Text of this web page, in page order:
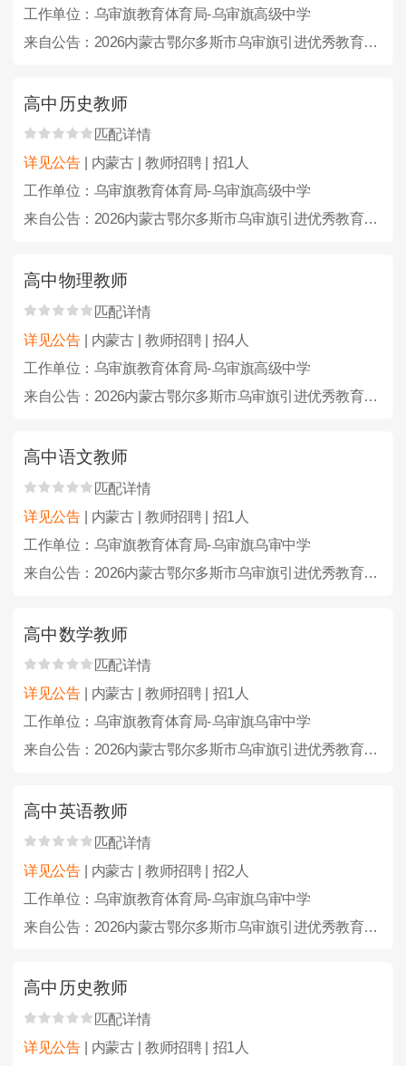
工作单位：乌审旗教育体育局-乌审旗高级中学
来自公告：2026内蒙古鄂尔多斯市乌审旗引进优秀教育人才23人公告
高中历史教师
匹配详情
详见公告
| 内蒙古 | 教师招聘 | 招1人
工作单位：乌审旗教育体育局-乌审旗高级中学
来自公告：2026内蒙古鄂尔多斯市乌审旗引进优秀教育人才23人公告
高中物理教师
匹配详情
详见公告 | 内蒙古 | 教师招聘 | 招4人
工作单位：乌审旗教育体育局-乌审旗高级中学
来自公告：2026内蒙古鄂尔多斯市乌审旗引进优秀教育人才23人公告
高中语文教师
匹配详情
详见公告 | 内蒙古 | 教师招聘 | 招1人
工作单位：乌审旗教育体育局-乌审旗乌审中学
来自公告：2026内蒙古鄂尔多斯市乌审旗引进优秀教育人才23人公告
高中数学教师
匹配详情
详见公告 | 内蒙古 | 教师招聘 | 招1人
工作单位：乌审旗教育体育局-乌审旗乌审中学
来自公告：2026内蒙古鄂尔多斯市乌审旗引进优秀教育人才23人公告
高中英语教师
匹配详情
详见公告 | 内蒙古 | 教师招聘 | 招2人
工作单位：乌审旗教育体育局-乌审旗乌审中学
来自公告：2026内蒙古鄂尔多斯市乌审旗引进优秀教育人才23人公告
高中历史教师
匹配详情
详见公告
| 内蒙古 | 教师招聘 | 招1人